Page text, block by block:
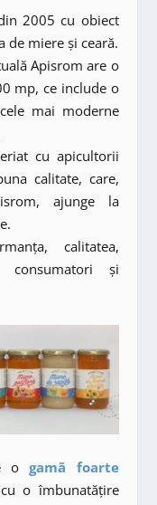
2005 cu obiect
de miere și ceară.
Apisrom are o
mp, ce include o
mai moderne
cu apicultorii
calitate, care,
ajunge la
calitatea,
și
ogamă foarte
o îmbunatățire